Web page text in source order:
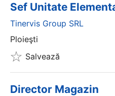
Sef Unitate
Tinervis Group SRL
Ploieşti
Salvează
Director Magazin